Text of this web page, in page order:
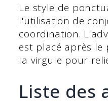
Le style de
l'utilisation de
coordination.
est placé après
la virgule pour
Liste des